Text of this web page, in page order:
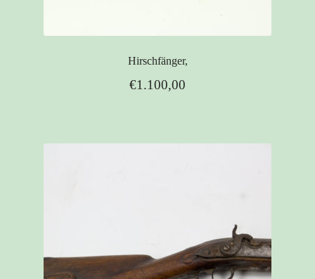
Hirschfänger,
€1.100,00